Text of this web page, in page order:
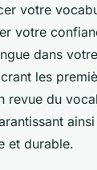
votre
votre
dans
les
revue du
et durable.